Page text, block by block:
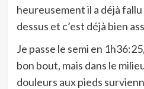
heureusement il a déjà fallu
dessus et c’est déjà bien
Je passe le semi en
bon bout, mais dans le
douleurs aux pieds